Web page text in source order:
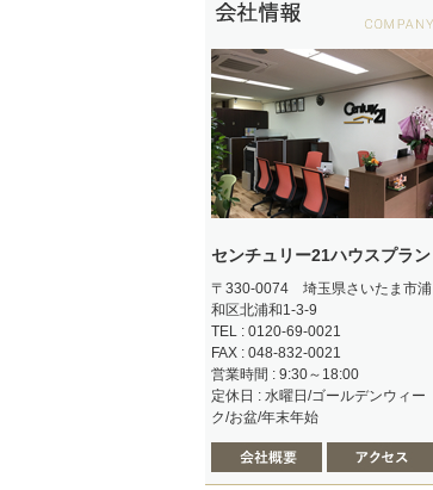
センチュリー21ハウスプラン
〒330-0074 埼玉県さいたま市浦
和区北浦和1-3-9
TEL : 0120-69-0021
FAX : 048-832-0021
営業時間 : 9:30～18:00
定休日 : 水曜日/ゴールデンウィー
ク/お盆/年末年始